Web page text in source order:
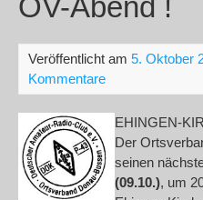
OV-Abend !
Veröffentlicht am 5. Oktober
Kommentare
EHINGEN-
Der
seinen
(09.10.), um